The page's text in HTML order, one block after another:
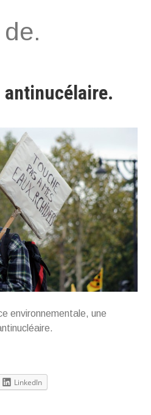
environnementale, une
LinkedIn